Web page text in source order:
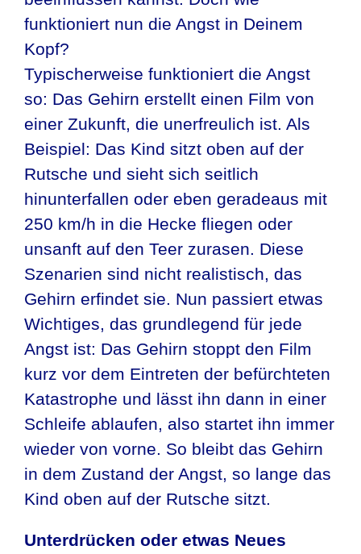
funktioniert nun die Angst in Deinem
Kopf?
Typischerweise funktioniert die Angst
so: Das Gehirn erstellt einen Film von
einer Zukunft, die unerfreulich ist. Als
Beispiel: Das Kind sitzt oben auf der
Rutsche und sieht sich seitlich
hinunterfallen oder eben geradeaus mit
250 km/h in die Hecke fliegen oder
unsanft auf den Teer zurasen. Diese
Szenarien sind nicht realistisch, das
Gehirn erfindet sie. Nun passiert etwas
Wichtiges, das grundlegend für jede
Angst ist: Das Gehirn stoppt den Film
kurz vor dem Eintreten der befürchteten
Katastrophe und lässt ihn dann in einer
Schleife ablaufen, also startet ihn immer
wieder von vorne. So bleibt das Gehirn
in dem Zustand der Angst, so lange das
Kind oben auf der Rutsche sitzt.
Unterdrücken oder etwas Neues